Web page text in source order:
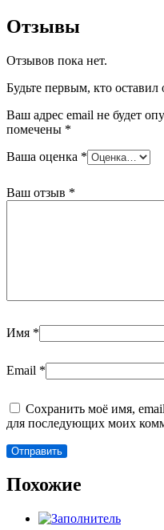
Отзывы
Отзывов пока нет.
Будьте первым, кто
Ваш адрес email не будет
помечены *
Ваша оценка *
Ваш отзыв *
Имя *
Email *
Сохранить моё имя,
для последующих моих
Похожие